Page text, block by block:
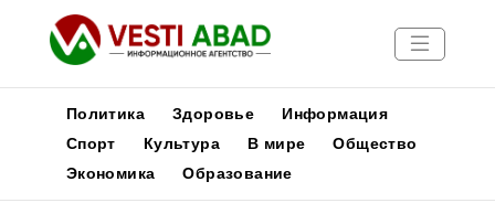
Новости
Политика Здоровье
Информация
Спорт
Культура В мире
Общество
Экономика
Образование